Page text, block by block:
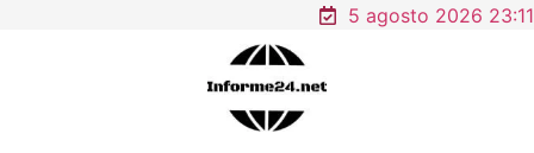
5 agosto 2026 23:11